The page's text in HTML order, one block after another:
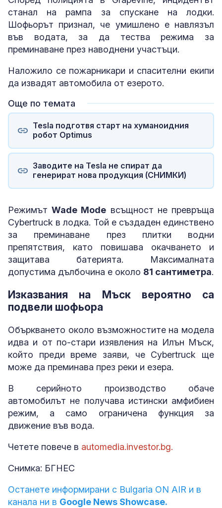
станал на рампа за спускане на лодки.
Шофьорът признал, че умишлено е навлязъл
във водата, за да тества режима за
преминаване през наводнени участъци.
Наложило се пожарникари и спасителни екипи
да извадят автомобила от езерото.
Още по темата
Tesla подготвя старт на хуманоидния
робот Optimus
Заводите на Tesla не спират да
генерират нова продукция (СНИМКИ)
РежимътWade Mode всъщност не превръща
Cybertruck в лодка. Той е създаден единствено
за преминаване през плитки водни
препятствия, като повишава окачването и
защитава батерията. Максималната
допустима дълбочина е около 81 сантиметра.
Изказвания на Мъск вероятно са
подвели шофьора
Объркването около възможностите на модела
идва и от по-стари изявления на Илън Мъск,
който преди време заяви, че Cybertruck ще
може да преминава през реки и езера.
В серийното производство обаче
автомобилът не получава истински амфибиен
режим, а само ограничена функция за
движение във вода.
Четете повече в automedia.investor.bg.
Снимка: БГНЕС
Останете информирани с Bulgaria ON AIR и в
канала ни в Google News Showcase.